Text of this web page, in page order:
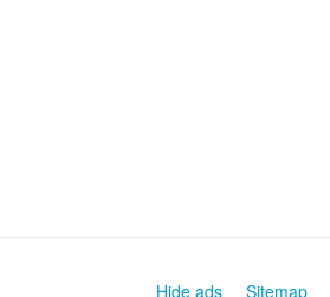
Hide ads Sitemap